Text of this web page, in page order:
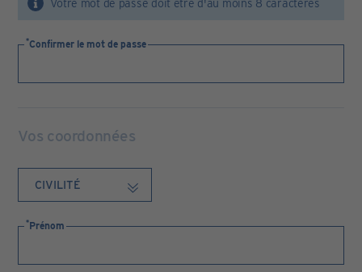
Votre mot de passe doit être d'au moins 8 caractères
Confirmer le mot de passe
Vos coordonnées
Prénom